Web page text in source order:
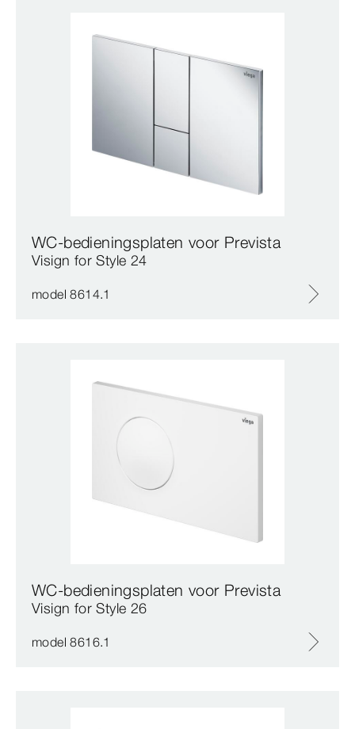
WC-bedieningsplaten voor Prevista
Visign for Style 24
model 8614.1
WC-bedieningsplaten voor Prevista
Visign for Style 26
model 8616.1